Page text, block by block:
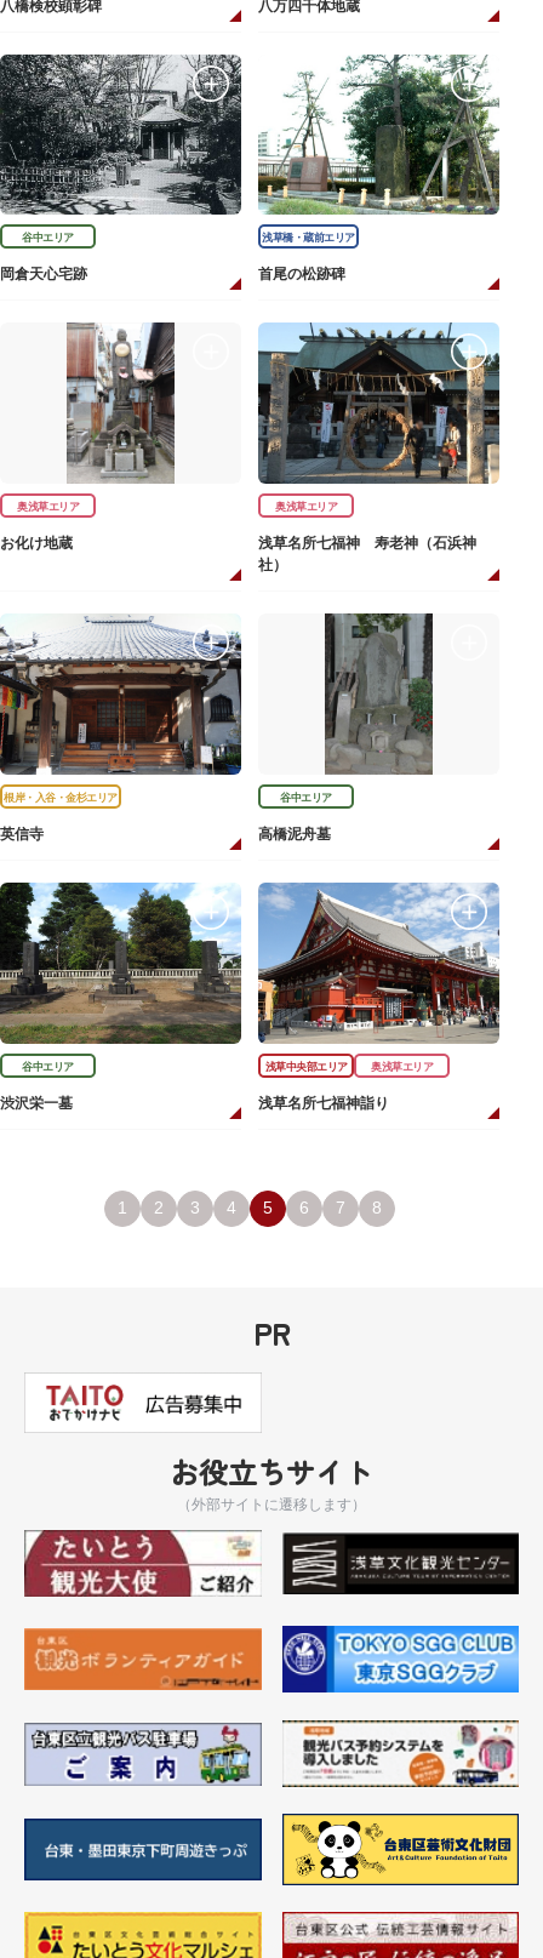
八橋検校顕彰碑 八万四千体地蔵
谷中エリア
岡倉天心宅跡
浅草橋・蔵前エリア
首尾の松跡碑
奥浅草エリア
お化け地蔵
奥浅草エリア
浅草名所七福神 寿老神（石浜神
社）
根岸・入谷・金杉エリア
英信寺
谷中エリア
高橋泥舟墓
谷中エリア
渋沢栄一墓
浅草中央部エリア 奥浅草エリア
浅草名所七福神詣り
1 2 3 4 5 6 7 8
PR
お役立ちサイト
（外部サイトに遷移します）